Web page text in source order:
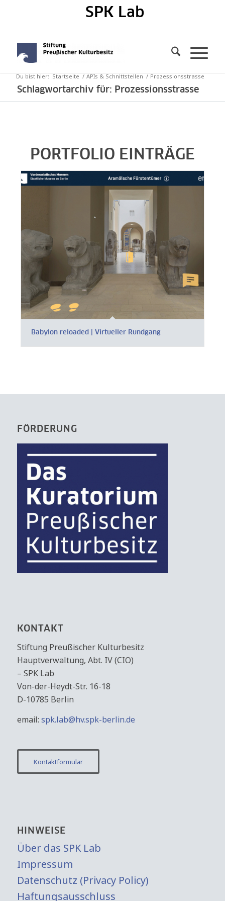
SPK Lab
Schlagwortarchiv für: Prozessionsstrasse
Du bist hier: Startseite / APIs & Schnittstellen / Prozessionsstrasse
PORTFOLIO EINTRÄGE
Babylon reloaded | Virtueller Rundgang
FÖRDERUNG
KONTAKT
Stiftung Preußischer Kulturbesitz
Hauptverwaltung, Abt. IV (CIO)
– SPK Lab
Von-der-Heydt-Str. 16-18
D-10785 Berlin
email: spk.lab@hv.spk-berlin.de
Kontaktformular
HINWEISE
Über das SPK Lab
Impressum
Datenschutz (Privacy Policy)
Haftungsausschluss